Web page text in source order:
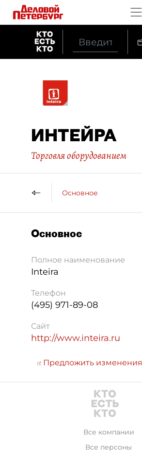
ИНТЕЙРА
Торговля оборудованием
Основное
Основное
Полное наименование
Inteira
Телефон
(495) 971-89-08
Сайт
http://www.inteira.ru
Предложить изменения
Все компании
Все персоны